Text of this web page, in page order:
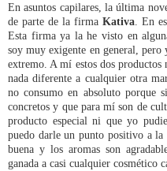
En asuntos capilares, la última
de parte de la firmaKativa . En
Esta firma ya la he visto en
soy muy exigente en general, pero
extremo. A mí estos dos
nada diferente a cualquier otra
no consumo en absoluto porque
concretos y que para mí son de
producto especial ni que yo
puedo darle un punto positivo a
buena y los aromas son
ganada a casi cualquier cosmético